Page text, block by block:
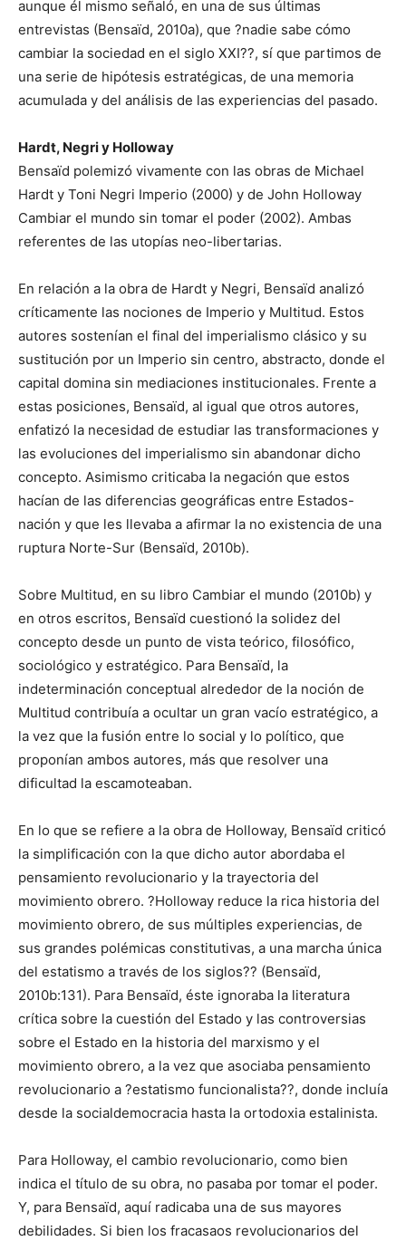
aunque él mismo señaló, en una de sus últimas
entrevistas (Bensaïd, 2010a), que ?nadie sabe cómo
cambiar la sociedad en el siglo XXI??, sí que partimos de
una serie de hipótesis estratégicas, de una memoria
acumulada y del análisis de las experiencias del pasado.
Hardt, Negri y Holloway
Bensaïd polemizó vivamente con las obras de Michael
Hardt y Toni Negri Imperio (2000) y de John Holloway
Cambiar el mundo sin tomar el poder (2002). Ambas
referentes de las utopías neo-libertarias.
En relación a la obra de Hardt y Negri, Bensaïd analizó
críticamente las nociones de Imperio y Multitud. Estos
autores sostenían el final del imperialismo clásico y su
sustitución por un Imperio sin centro, abstracto, donde el
capital domina sin mediaciones institucionales. Frente a
estas posiciones, Bensaïd, al igual que otros autores,
enfatizó la necesidad de estudiar las transformaciones y
las evoluciones del imperialismo sin abandonar dicho
concepto. Asimismo criticaba la negación que estos
hacían de las diferencias geográficas entre Estados-
nación y que les llevaba a afirmar la no existencia de una
ruptura Norte-Sur (Bensaïd, 2010b).
Sobre Multitud, en su libro Cambiar el mundo (2010b) y
en otros escritos, Bensaïd cuestionó la solidez del
concepto desde un punto de vista teórico, filosófico,
sociológico y estratégico. Para Bensaïd, la
indeterminación conceptual alrededor de la noción de
Multitud contribuía a ocultar un gran vacío estratégico, a
la vez que la fusión entre lo social y lo político, que
proponían ambos autores, más que resolver una
dificultad la escamoteaban.
En lo que se refiere a la obra de Holloway, Bensaïd criticó
la simplificación con la que dicho autor abordaba el
pensamiento revolucionario y la trayectoria del
movimiento obrero. ?Holloway reduce la rica historia del
movimiento obrero, de sus múltiples experiencias, de
sus grandes polémicas constitutivas, a una marcha única
del estatismo a través de los siglos?? (Bensaïd,
2010b:131). Para Bensaïd, éste ignoraba la literatura
crítica sobre la cuestión del Estado y las controversias
sobre el Estado en la historia del marxismo y el
movimiento obrero, a la vez que asociaba pensamiento
revolucionario a ?estatismo funcionalista??, donde incluía
desde la socialdemocracia hasta la ortodoxia estalinista.
Para Holloway, el cambio revolucionario, como bien
indica el título de su obra, no pasaba por tomar el poder.
Y, para Bensaïd, aquí radicaba una de sus mayores
debilidades. Si bien los fracasaos revolucionarios del